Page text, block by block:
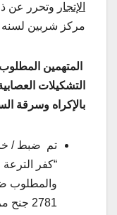
الإتجار
مركز شربين لسنه 2015م
المتهمين
التشكيلات
بالإكراه وسرقة
“كفر
والمطلوب